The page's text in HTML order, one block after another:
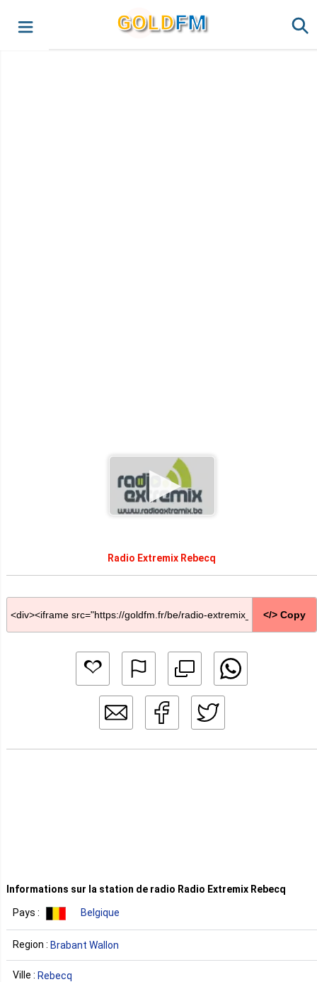
GOLDFM
Radio Extremix Rebecq
</> Copy
Informations sur la station de radio Radio Extremix Rebecq
Pays : Belgique
Region : Brabant Wallon
Ville : Rebecq